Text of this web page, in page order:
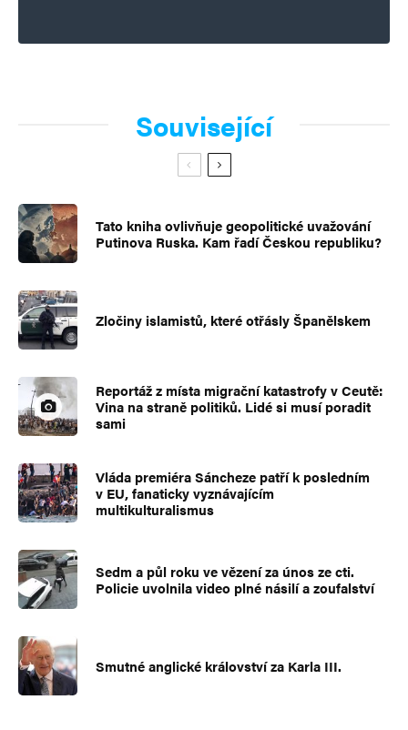
Související
Tato kniha ovlivňuje geopolitické uvažování
Putinova Ruska. Kam řadí Českou republiku?
Zločiny islamistů, které otřásly Španělskem
Reportáž z místa migrační katastrofy v Ceutě:
Vina na straně politiků. Lidé si musí poradit
sami
Vláda premiéra Sáncheze patří k posledním
v EU, fanaticky vyznávajícím
multikulturalismus
Sedm a půl roku ve vězení za únos ze cti.
Policie uvolnila video plné násilí a zoufalství
Smutné anglické království za Karla III.